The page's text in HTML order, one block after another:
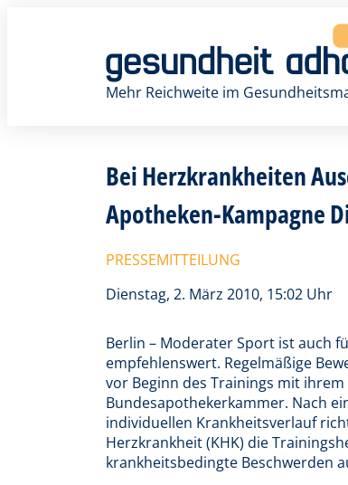
Mehr Reichweite im
Bei Herzkrankheiten
Apotheken-Kampagne
PRESSEMITTEILUNG
Dienstag, 2. März 2010, 15:02 Uhr
Berlin – Moderater Sport ist auch
empfehlenswert. Regelmäßige
vor Beginn des Trainings mit ihrem
Bundesapothekerkammer. Nach
individuellen Krankheitsverlauf
Herzkrankheit (KHK) die
krankheitsbedingte Beschwerden